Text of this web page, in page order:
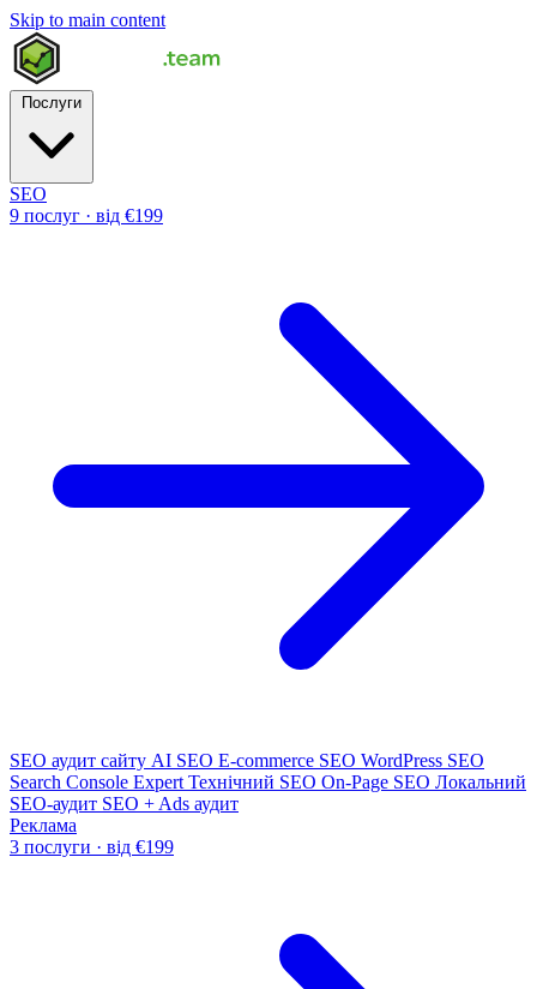
Skip to main content
SEO
9 послуг · від €199
SEO аудит сайту AI SEO E-commerce SEO WordPress SEO
Search Console Expert Технічний SEO On-Page SEO Локальний
SEO-аудит SEO + Ads аудит
Реклама
3 послуги · від €199